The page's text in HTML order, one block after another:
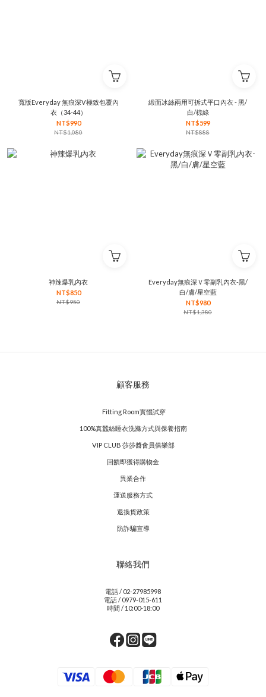
寬版Everyday 無痕深V極致包覆內
衣（34-44）
NT$990
NT$1,080
緞面冰絲兩用可拆式平口內衣 - 黑/
白/棕綠
NT$599
NT$888
神辣爆乳內衣
NT$850
NT$950
Everyday無痕深Ｖ零副乳內衣-黑/
白/膚/星空藍
NT$980
NT$1,380
顧客服務
Fitting Room實體試穿
100%真蠶絲睡衣洗滌方式與保養指南
VIP CLUB 莎莎醬會員俱樂部
回饋即獲得購物金
異業合作
運送服務方式
退換貨政策
防詐騙宣導
聯絡我們
電話 / 02-27985998
電話 / 0979-015-611
時間 / 10:00-18:00